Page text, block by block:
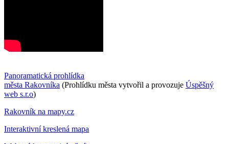
Panoramatická prohlídka
města Rakovníka (Prohlídku města vytvořil a provozuje Úspěšný
web s.r.o)
Rakovník na mapy.cz
Interaktivní kreslená mapa